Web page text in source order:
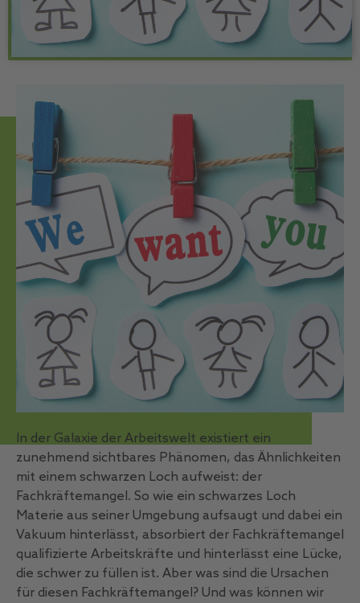
In der Galaxie der Arbeitswelt existiert ein
zunehmend sichtbares Phänomen, das Ähnlichkeiten
mit einem schwarzen Loch aufweist: der
Fachkräftemangel. So wie ein schwarzes Loch
Materie aus seiner Umgebung aufsaugt und dabei ein
Vakuum hinterlässt, absorbiert der Fachkräftemangel
qualifizierte Arbeitskräfte und hinterlässt eine Lücke,
die schwer zu füllen ist. Aber was sind die Ursachen
für diesen Fachkräftemangel? Und was können wir